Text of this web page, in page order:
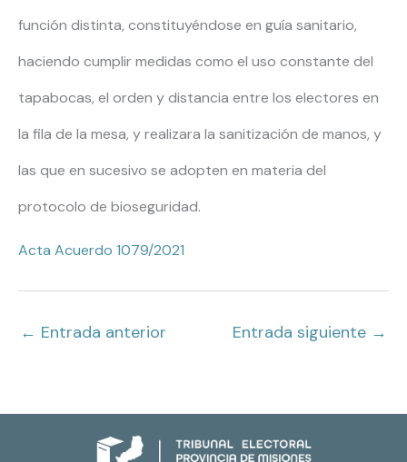
función distinta, constituyéndose en guía sanitario,
haciendo cumplir medidas como el uso constante del
tapabocas, el orden y distancia entre los electores en
la fila de la mesa, y realizara la sanitización de manos, y
las que en sucesivo se adopten en materia del
protocolo de bioseguridad.
Acta Acuerdo 1079/2021
← Entrada anterior Entrada siguiente →